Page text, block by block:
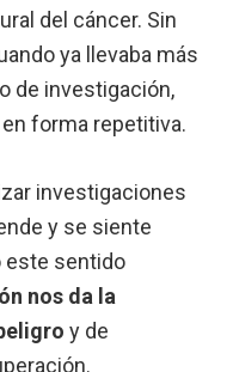
del cáncer. Sin
ya llevaba más
de investigación,
forma repetitiva.
investigaciones
y se siente
este sentido
nos da la
y de